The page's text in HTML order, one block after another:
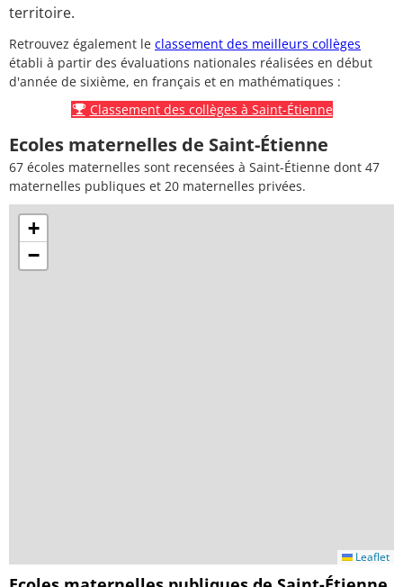
territoire.
Retrouvez également le classement des meilleurs collèges
établi à partir des évaluations nationales réalisées en début
d'année de sixième, en français et en mathématiques :
Classement des collèges à Saint-Étienne
Ecoles maternelles de Saint-Étienne
67 écoles maternelles sont recensées à Saint-Étienne dont 47
maternelles publiques et 20 maternelles privées.
+
−
Leaflet